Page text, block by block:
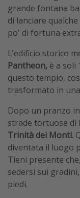
grande fontana
di lanciare
po' di fortuna
L'edificio storico
Pantheon, è a soli
questo tempio,
trasformato in
Dopo un pranzo
strade tortuose di
Trinità dei Monti.
diventata il luogo
Tieni presente
sedersi sui
piedi.